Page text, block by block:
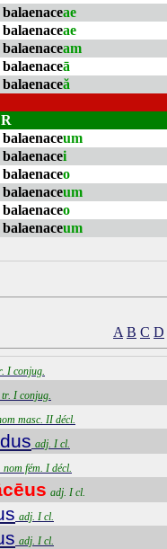
balaenaceae
balaenaceae
balaenaceam
balaenaceā
balaenaceă
balaenaceum
balaenacei
balaenaceo
balaenaceum
balaenaceo
balaenaceum
A B C D
I conjug.
tr. I conjug.
masc. II décl.
adj. I cl.
nom fém. I décl.
adj. I cl.
adj. I cl.
adj. I cl.